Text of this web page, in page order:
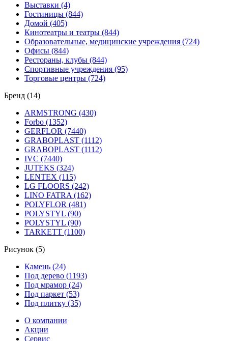
Выставки (4)
Гостиницы (844)
Домой (405)
Кинотеатры и театры (844)
Образовательные, медицинские учреждения (724)
Офисы (844)
Рестораны, клубы (844)
Спортивные учреждения (95)
Торговые центры (724)
Бренд (14)
ARMSTRONG (430)
Forbo (1352)
GERFLOR (7440)
GRABOPLAST (1112)
GRABOPLAST (1112)
IVC (7440)
JUTEKS (324)
LENTEX (115)
LG FLOORS (242)
LINO FATRA (162)
POLYFLOR (481)
POLYSTYL (90)
POLYSTYL (90)
TARKETT (1100)
Рисунок (5)
Камень (24)
Под дерево (1193)
Под мрамор (24)
Под паркет (53)
Под плитку (35)
О компании
Акции
Сервис